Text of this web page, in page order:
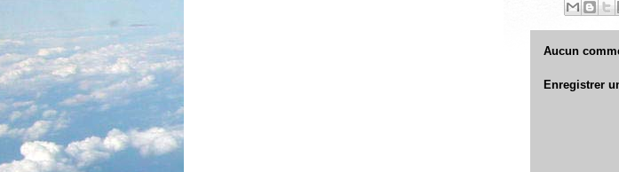
Aucun
Enregistrer